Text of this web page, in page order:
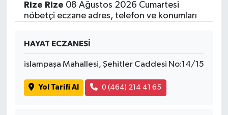
Rize Rize 08 Ağustos 2026 Cumartesi
nöbetçi eczane adres, telefon ve konumları
HAYAT ECZANESİ
islampaşa Mahallesi, Şehitler Caddesi No:14/15
Yol Tarifi Al 0 (464) 214 41 65